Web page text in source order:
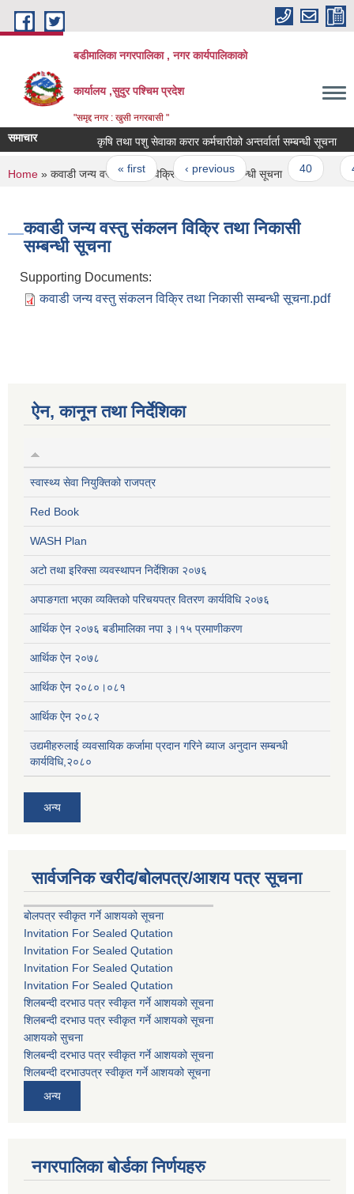
Skip to main content
बडीमालिका नगरपालिका , नगर कार्यपालिकाको
कार्यालय ,सुदुर पश्चिम प्रदेश
"समृद्द नगर : खुसी नगरबासी "
समाचार कृषि तथा पशु सेवाका करार कर्मचारीको अन्तर्वार्ता सम्बन्धी सूचना
Pages
« first ‹ previous …
You are here
Home » कवाडी जन्य वस्तु संकलन विक्रि तथा निकासी सम्बन्धी सूचना
कवाडी जन्य वस्तु संकलन विक्रि तथा निकासी
सम्बन्धी सूचना
Supporting Documents:
कवाडी जन्य वस्तु संकलन विक्रि तथा निकासी सम्बन्धी सूचना.pdf
ऐन, कानून तथा निर्देशिका
स्वास्थ्य सेवा नियुक्तिको राजपत्र
Red Book
WASH Plan
अटो तथा इरिक्सा व्यवस्थापन निर्देशिका २०७६
अपाङगता भएका व्यक्तिको परिचयपत्र वितरण कार्यविधि २०७६
आर्थिक ऐन २०७६ बडीमालिका नपा ३।१५ प्रमाणीकरण
आर्थिक ऐन २०७८
आर्थिक ऐन २०८०।०८१
आर्थिक ऐन २०८२
उद्यमीहरुलाई व्यवसायिक कर्जामा प्रदान गरिने ब्याज अनुदान सम्बन्धी
कार्यविधि,२०८०
अन्य
सार्वजनिक खरीद/बोलपत्र/आशय पत्र सूचना
बोलपत्र स्वीकृत गर्ने आशयको सूचना
Invitation For Sealed Qutation
Invitation For Sealed Qutation
Invitation For Sealed Qutation
Invitation For Sealed Qutation
शिलबन्दी दरभाउ पत्र स्वीकृत गर्ने आशयको सूचना
शिलबन्दी दरभाउ पत्र स्वीकृत गर्ने आशयको सूचना
आशयको सुचना
शिलबन्दी दरभाउ पत्र स्वीकृत गर्ने आशयको सूचना
शिलबन्दी दरभाउपत्र स्वीकृत गर्ने आशयको सूचना
अन्य
नगरपालिका बोर्डका निर्णयहरु